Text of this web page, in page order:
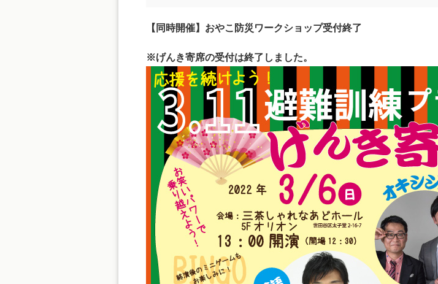
【同時開催】おやこ防災ワークショップ受付終了
※げんき寄席の受付は終了しました。